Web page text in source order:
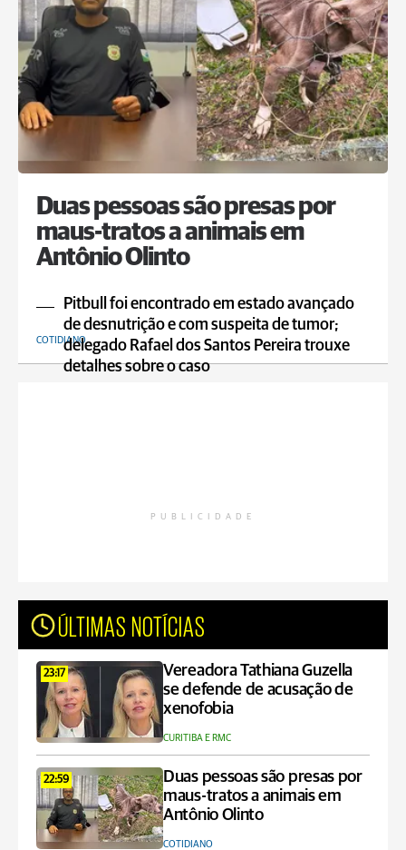
Duas pessoas são presas por
maus-tratos a animais em
Antônio Olinto
Pitbull foi encontrado em estado avançado
de desnutrição e com suspeita de tumor;
delegado Rafael dos Santos Pereira trouxe
detalhes sobre o caso
COTIDIANO
PUBLICIDADE
ÚLTIMAS NOTÍCIAS
23:17
Vereadora Tathiana Guzella
se defende de acusação de
xenofobia
CURITIBA E RMC
22:59
Duas pessoas são presas por
maus-tratos a animais em
Antônio Olinto
COTIDIANO